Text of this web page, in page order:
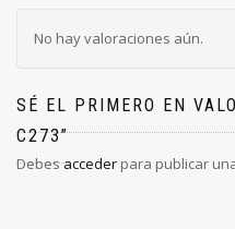
No hay valoraciones aún.
SÉ EL PRIMERO EN
C273”
Debesacceder para publicar